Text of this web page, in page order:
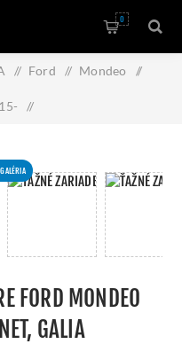
0
/ Ford / Mondeo /
/
GALÉRIA
FORD MONDEO
GALIA